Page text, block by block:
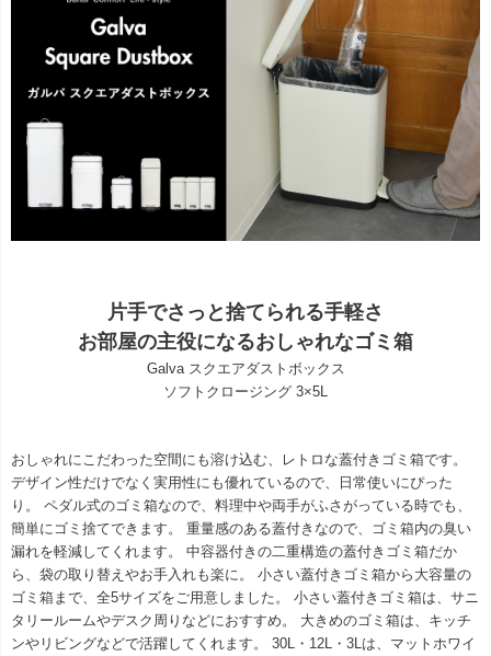
片手でさっと捨てられる手軽さ
お部屋の主役になるおしゃれなゴミ箱
Galva スクエアダストボックス
ソフトクロージング 3×5L
おしゃれにこだわった空間にも溶け込む、レトロな蓋付きゴミ箱です。
デザイン性だけでなく実用性にも優れているので、日常使いにぴった
り。 ペダル式のゴミ箱なので、料理中や両手がふさがっている時でも、
簡単にゴミ捨てできます。 重量感のある蓋付きなので、ゴミ箱内の臭い
漏れを軽減してくれます。 中容器付きの二重構造の蓋付きゴミ箱だか
ら、袋の取り替えやお手入れも楽に。 小さい蓋付きゴミ箱から大容量の
ゴミ箱まで、全5サイズをご用意しました。 小さい蓋付きゴミ箱は、サニ
タリールームやデスク周りなどにおすすめ。 大きめのゴミ箱は、キッチ
ンやリビングなどで活躍してくれます。 30L・12L・3Lは、マットホワイ